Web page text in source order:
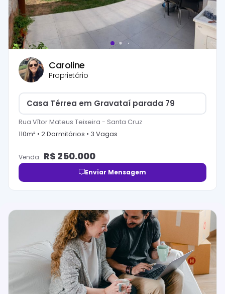
Caroline
Proprietário
Casa Térrea em Gravataí parada 79
Rua Vítor Mateus Teixeira - Santa Cruz
110m² • 2Dormitórios • 3 Vagas
Venda R$ 250.000
Enviar Mensagem